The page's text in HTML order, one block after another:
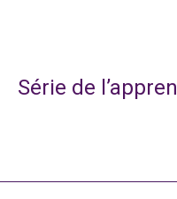
Série de